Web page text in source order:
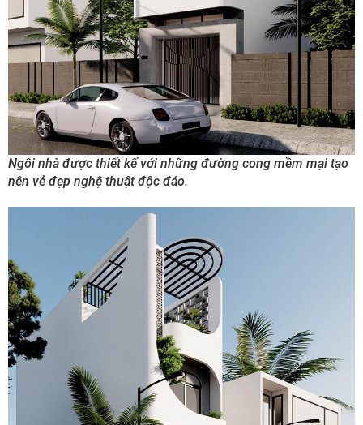
Ngôi nhà được thiết kế với những đường cong mềm mại tạo
nên vẻ đẹp nghệ thuật độc đáo.